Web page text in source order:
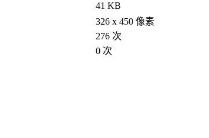
41 KB
326 x 450 像素
276 次
0 次